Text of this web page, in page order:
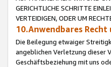
GERICHTLICHE SCHRITTE
VERTEIDIGEN, ODER UM
10.Anwendbares
Die Beilegung etwaiger
angeblichen Verletzung dieser
Geschäftsbeziehung mit uns